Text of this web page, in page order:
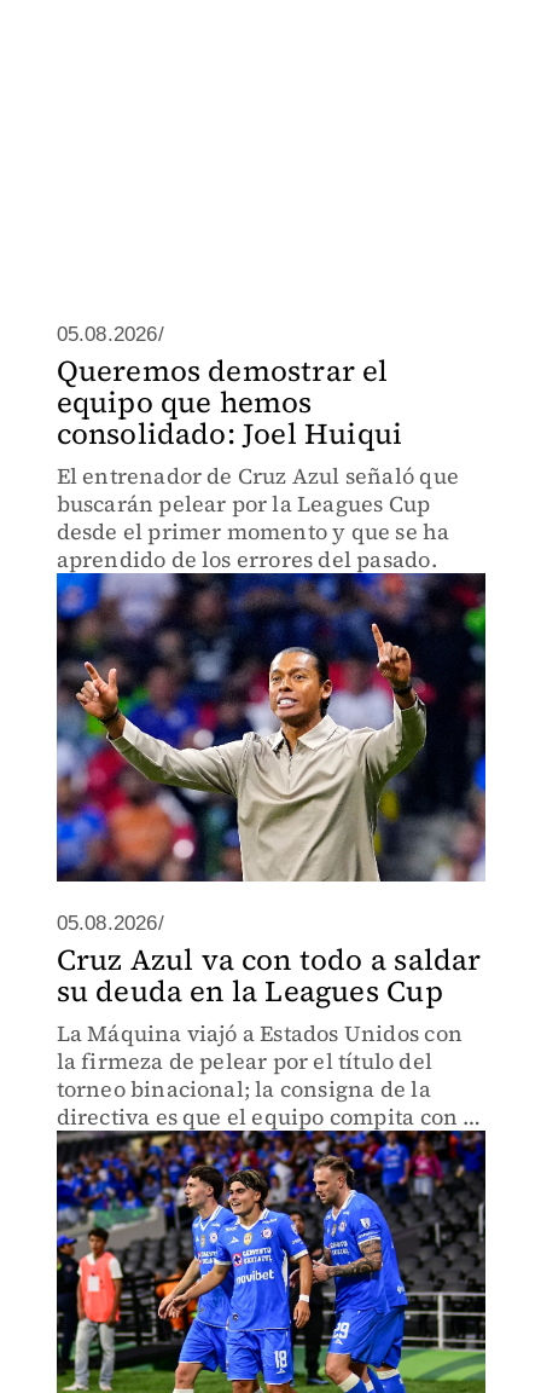
05.08.2026/
Queremos demostrar el
equipo que hemos
consolidado: Joel Huiqui
El entrenador de Cruz Azul señaló que
buscarán pelear por la Leagues Cup
desde el primer momento y que se ha
aprendido de los errores del pasado.
05.08.2026/
Cruz Azul va con todo a saldar
su deuda en la Leagues Cup
La Máquina viajó a Estados Unidos con
la firmeza de pelear por el título del
torneo binacional; la consigna de la
directiva es que el equipo compita con la
mayor seriedad.